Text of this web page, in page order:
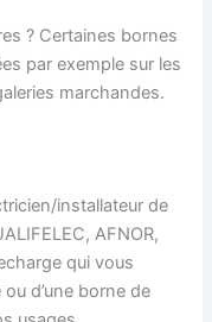
? Certaines bornes
par exemple sur les
marchandes.
installateur de
AFNOR,
qui vous
d’une borne de